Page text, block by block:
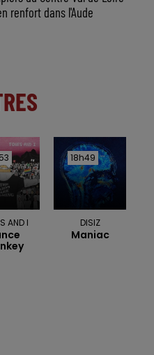
renfort dans l'Aude
AND I
18h49
18h49
DISIZ
Maniac